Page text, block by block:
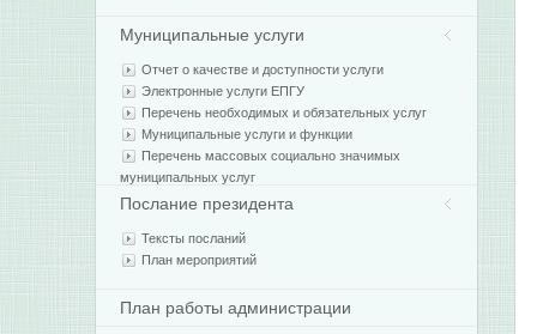
Муниципальные услуги
Отчет о качестве и доступности услуги
Электронные услуги ЕПГУ
Перечень необходимых и обязательных услуг
Муниципальные услуги и функции
Перечень массовых социально значимых
муниципальных услуг
Послание президента
Тексты посланий
План мероприятий
План работы администрации